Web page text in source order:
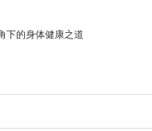
下的身体健康之道